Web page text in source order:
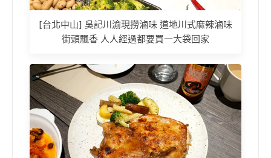
[台北中山] 吳記川渝現撈滷味 道地川式麻辣滷味
街頭飄香 人人經過都要買一大袋回家